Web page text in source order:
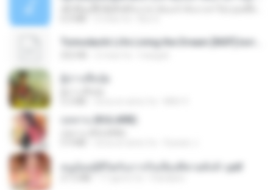
กุหลาบ (KULARB)
หนูน้อยสู้ชีวิตกับภารกิจเลี้ยงพี่ชายทั้งห้า.pdf